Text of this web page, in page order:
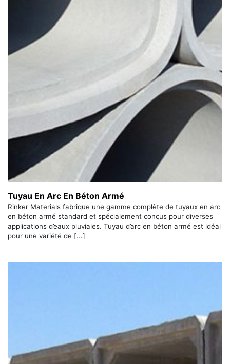
Tuyau En Arc En Béton Armé
Rinker Materials fabrique une gamme complète de tuyaux en arc
en béton armé standard et spécialement conçus pour diverses
applications d’eaux pluviales. Tuyau d’arc en béton armé est idéal
pour une variété de [...]